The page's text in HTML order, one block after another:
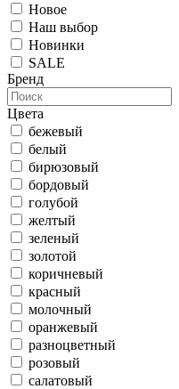
Новое
Наш выбор
Новинки
SALE
Бренд
Цвета
бежевый
белый
бирюзовый
бордовый
голубой
желтый
зеленый
золотой
коричневый
красный
молочный
оранжевый
разноцветный
розовый
салатовый